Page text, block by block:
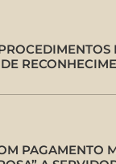
PAGAMENTO